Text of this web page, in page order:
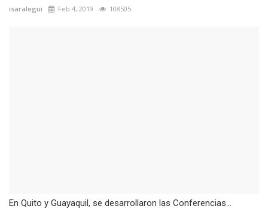
isaralegui Feb 4, 2019 108505
En Quito y Guayaquil, se desarrollaron las Conferencias...